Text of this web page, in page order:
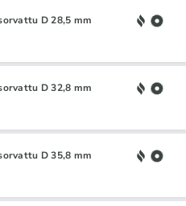
D 28,5 mm
D 32,8 mm
D 35,8 mm